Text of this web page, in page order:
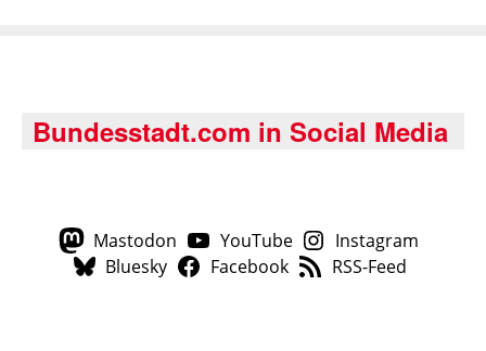
Bundesstadt.com in Social Media
Mastodon YouTube
Instagram
Bluesky
Facebook RSS-Feed